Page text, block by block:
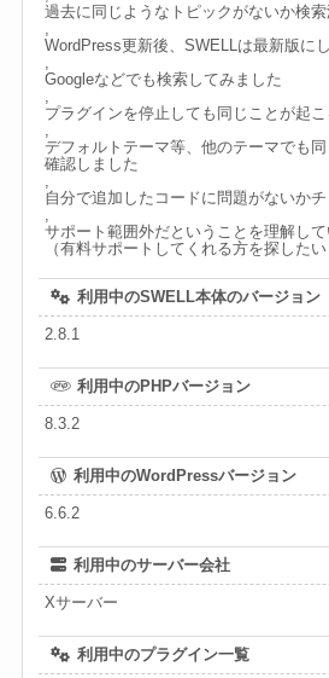
過去に同じようなトピックがないか検
,
WordPress更新後、SWELLは最新版に
,
Googleなどでも検索してみました
,
プラグインを停止しても同じことが起
,
デフォルトテーマ等、他のテーマでも
確認しました
,
自分で追加したコードに問題がないか
,
サポート範囲外だということを理解し
（有料サポートしてくれる方を探したい
利用中のSWELL本体のバージョン
2.8.1
利用中のPHPバージョン
8.3.2
利用中のWordPressバージョン
6.6.2
利用中のサーバー会社
Xサーバー
利用中のプラグイン一覧